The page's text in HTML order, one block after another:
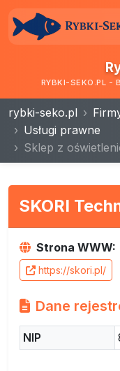
RYBKI-SEKO.PL -
rybki-seko.pl
Usługi prawne
Sklep z
SKORI
Strona WWW:
https://skori.pl/
Dane
NIP